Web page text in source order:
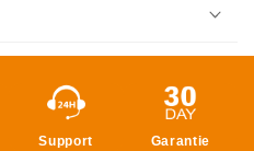
Support Garantie